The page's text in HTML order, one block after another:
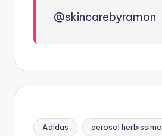
@skincarebyramon
Adidas aerosol herbissimo